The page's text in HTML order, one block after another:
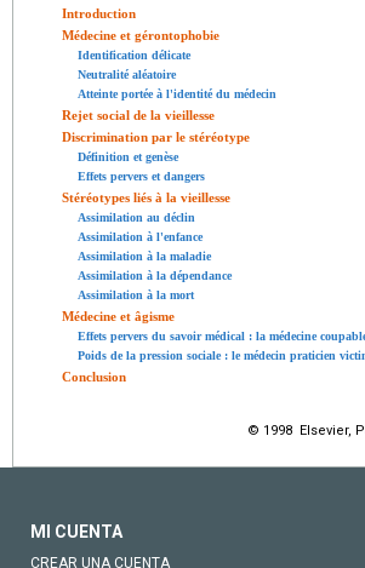
Introduction
Médecine et gérontophobie
Identification délicate
Neutralité aléatoire
Atteinte portée à l'identité du médecin
Rejet social de la vieillesse
Discrimination par le stéréotype
Définition et genèse
Effets pervers et dangers
Stéréotypes liés à la vieillesse
Assimilation au déclin
Assimilation à l'enfance
Assimilation à la maladie
Assimilation à la dépendance
Assimilation à la mort
Médecine et âgisme
Effets pervers du savoir médical : la médecine
Poids de la pression sociale : le médecin praticien
Conclusion
© 1998 Elsevier,
MI CUENTA
CREAR UNA CUENTA